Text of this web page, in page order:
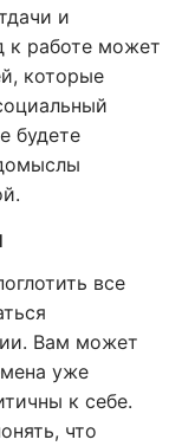
и
к работе может
которые
будете
все
Вам может
уже
к себе.
что